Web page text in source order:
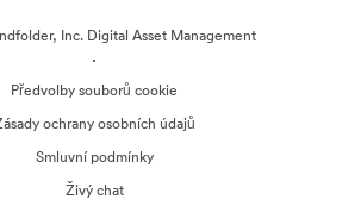
Inc. Digital Asset Management
·
Předvolby souborů cookie
ochrany osobních údajů
Smluvní podmínky
Živý chat